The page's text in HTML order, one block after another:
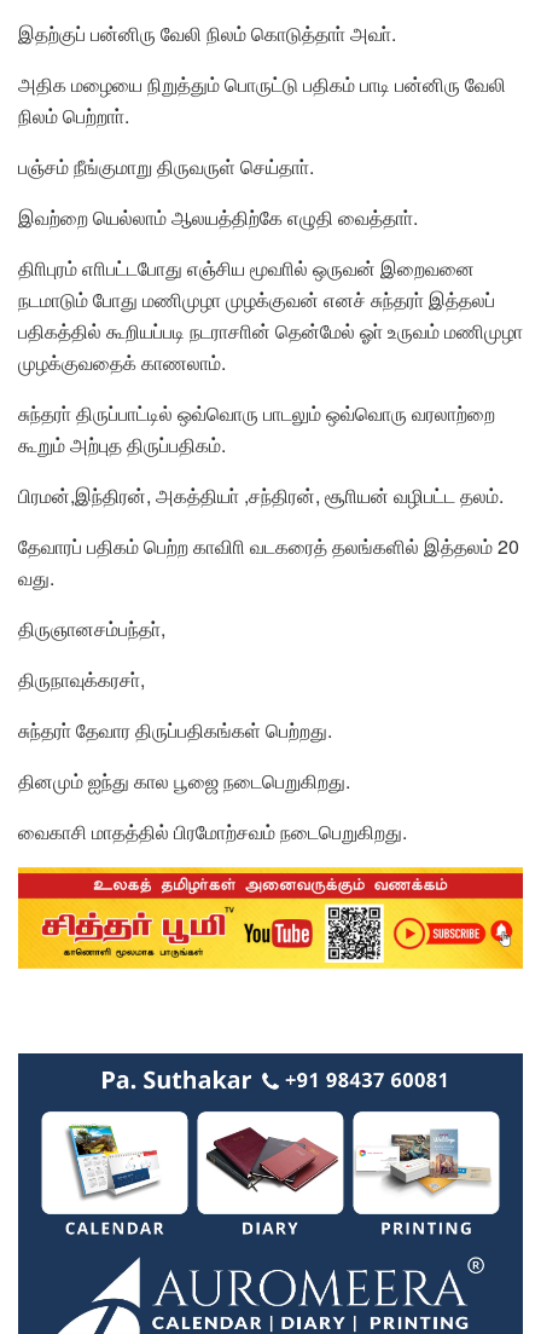
இதற்குப் பன்னிரு வேலி நிலம் கொடுத்தாா் அவா்.
அதிக மழையை நிறுத்தும் பொருட்டு பதிகம் பாடி பன்னிரு வேலி
நிலம் பெற்றாா்.
பஞ்சம் நீங்குமாறு திருவருள் செய்தாா்.
இவற்றை யெல்லாம் ஆலயத்திற்கே எழுதி வைத்தாா்.
திாிபுரம் எாிபட்டபோது எஞ்சிய மூவாில் ஒருவன் இறைவனை
நடமாடும் போது மணிமுழா முழக்குவன் எனச் சுந்தரா் இத்தலப்
பதிகத்தில் கூறியப்படி நடராசாின் தென்மேல் ஓா் உருவம் மணிமுழா
முழக்குவதைக் காணலாம்.
சுந்தரா் திருப்பாட்டில் ஒவ்வொரு பாடலும் ஒவ்வொரு வரலாற்றை
கூறும் அற்புத திருப்பதிகம்.
பிரமன்,இந்திரன், அகத்தியா் ,சந்திரன், சூாியன் வழிபட்ட தலம்.
தேவாரப் பதிகம் பெற்ற காவிாி வடகரைத் தலங்களில் இத்தலம் 20
வது.
திருஞானசம்பந்தா்,
திருநாவுக்கரசா்,
சுந்தரா் தேவார திருப்பதிகங்கள் பெற்றது.
தினமும் ஐந்து கால பூஜை நடைபெறுகிறது.
வைகாசி மாதத்தில் பிரமோற்சவம் நடைபெறுகிறது.